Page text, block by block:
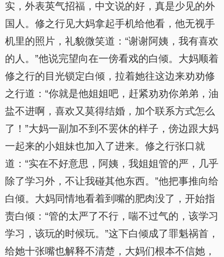
实，外表英气招福，中文说的好，真是少见的外
国人。修之行见大妈拿起手机给他看，他无视手
机里的照片，礼貌微笑道：“谢谢阿姨，我有喜欢
的人。”他说完望向在一傍看戏的白倾。大妈顺着
修之行的目光锁定白倾，拉着她往这边来劝劝修
之行道：“你就是他姐姐吧，赶紧劝劝你弟弟，油
盐不进啊，喜欢又莫得结婚，加个联系方式怎么
了！”大妈一副加不到不罢休的样子，傍边跟大妈
一起来的小姐妹也加入了进来。修之行张口就
道：“实在不好意思，阿姨，我姐姐管的严，几乎
除了学习外，不让我碰其他东西。”他把事推向给
白倾。大妈同情地看着到嘴的肥肉没了，开始指
责白倾：“管的太严了不行，喘不过气的，该学习
学习，该玩的时候玩。”这下白倾成了罪魁祸首，
给她十张嘴也解释不清楚，大妈们根本不信她，